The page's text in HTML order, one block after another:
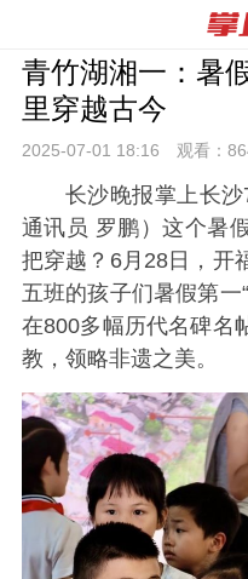
青竹湖湘一：暑
里穿越古今
2025-07-01 18:16 观看：
长沙晚报掌上长
通讯员 罗鹏）这个暑
把穿越？6月28日，开
五班的孩子们暑假第一
在800多幅历代名碑名
教，领略非遗之美。